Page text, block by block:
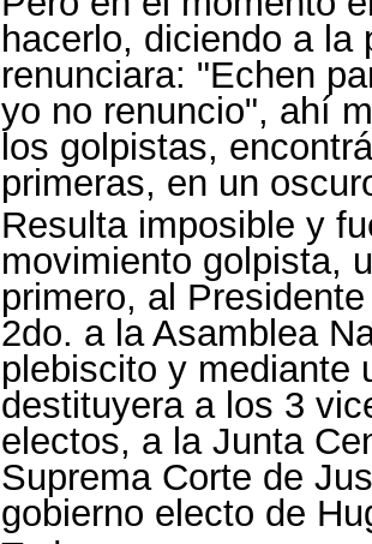
hacerlo, diciendo a la
renunciara: "Echen
yo no renuncio", ahí
los golpistas,
primeras, en un
Resulta imposible y
movimiento golpista,
primero, al
2do. a la Asamblea
plebiscito y mediante
destituyera a los 3
electos, a la Junta
Suprema Corte de
gobierno electo de